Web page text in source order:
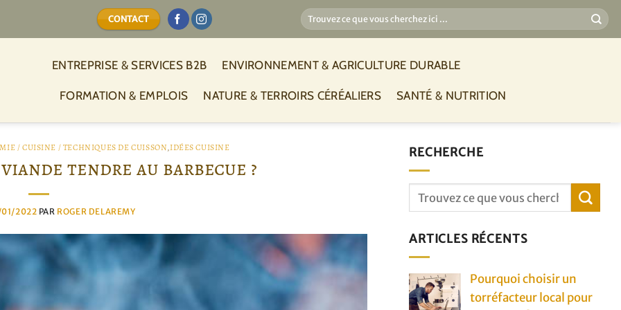
CONTACT
ENTREPRISE & SERVICES B2B ENVIRONNEMENT & AGRICULTURE DURABLE
FORMATION & EMPLOIS NATURE & TERROIRS CÉRÉALIERS SANTÉ & NUTRITION
/ CUISINE / TECHNIQUES DE CUISSON,IDÉES CUISINE
tendre au barbecue ?
2022 PAR ROGER DELAREMY
RECHERCHE
ARTICLES RÉCENTS
Pourquoi choisir un
torréfacteur local pour